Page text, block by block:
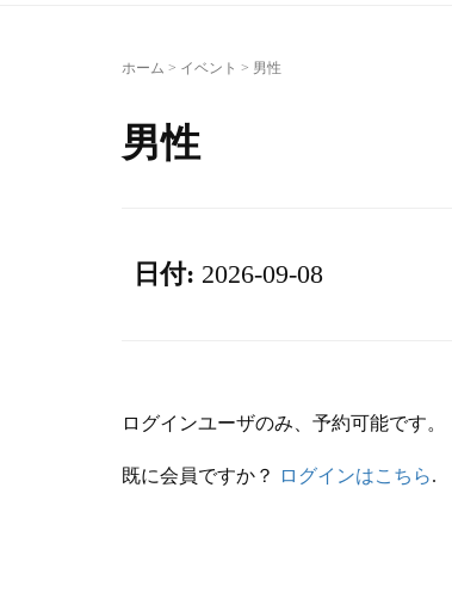
ホーム > イベント > 男性
男性
日付: 2026-09-08
ログインユーザのみ、予約可能です。
既に会員ですか？ ログインはこちら.